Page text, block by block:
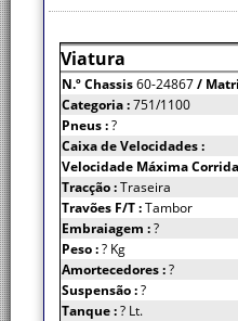
Viatura
N.º Chassis60-24867/
Categoria :751/1100
Pneus :?
Caixa de Velocidades :
Velocidade Máxima
Tracção :Traseira
Travões F/T :Tambor
Embraiagem :?
Peso :? Kg
Amortecedores :?
Suspensão :?
Tanque :? Lt.